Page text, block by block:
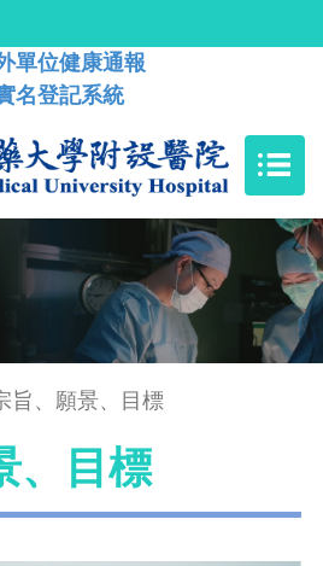
單位健康通報
名登記系統
旨、願景、目標
、目標